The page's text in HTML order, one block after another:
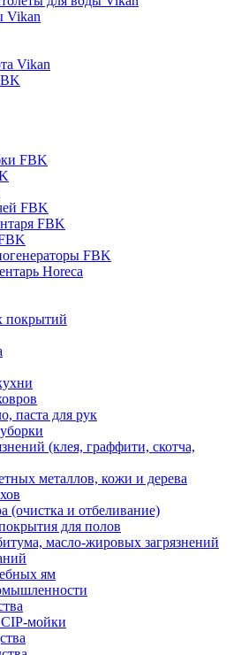
Vikan
Vikan
FBK
FBK
FBK
FBK
Horeca
покрытий
паста для рук
(клея, граффити, скотча,
металлов, кожи и дерева
(очистка и отбеливание)
для полов
масло-жировых загрязнений
ям
мойки